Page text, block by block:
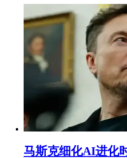
马斯克细化AI进化